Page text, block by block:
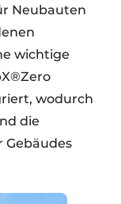
Neubauten
wichtige
wodurch
die
Gebäudes